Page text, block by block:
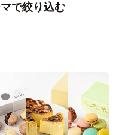
で絞り込む